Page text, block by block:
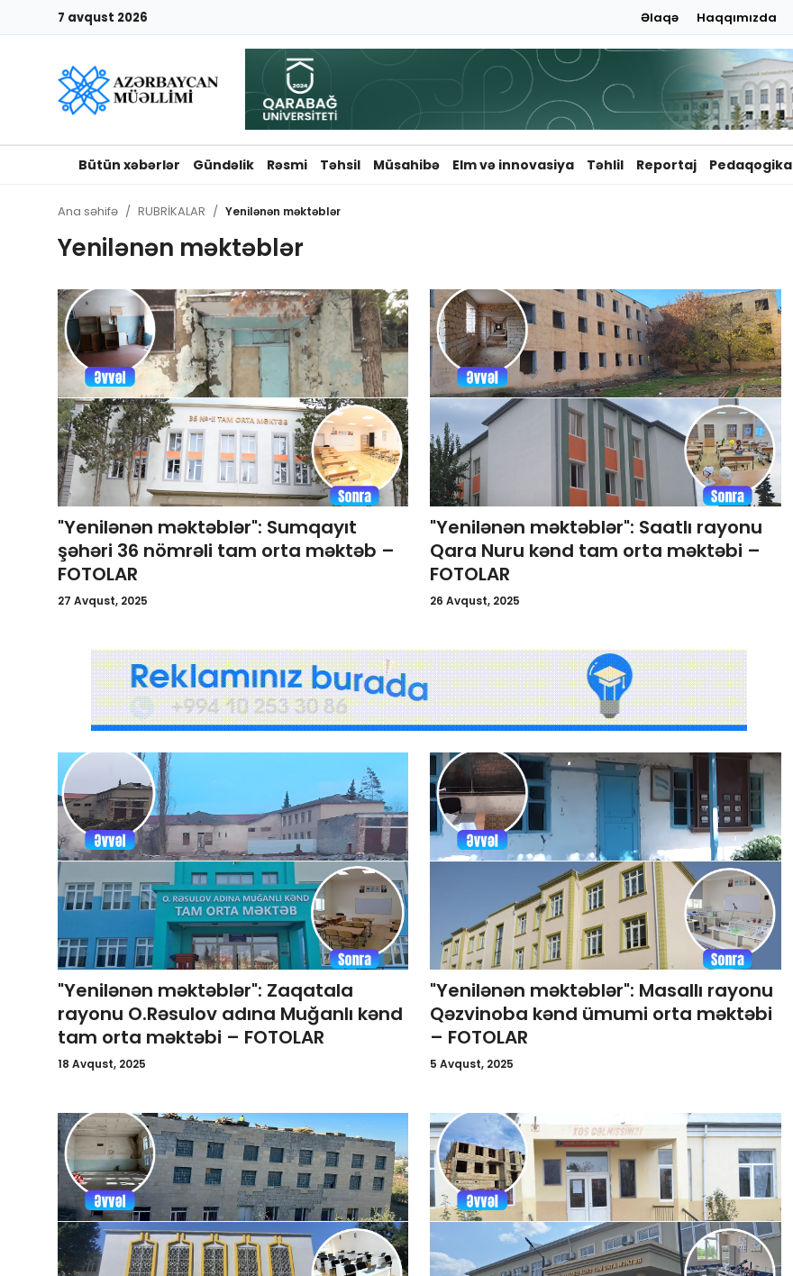
7 avqust 2026 Əlaqə Haqqımızda
Bütün xəbərlər Gündəlik Rəsmi Təhsil Müsahibə Elm və innovasiya Təhlil Reportaj Pedaqogika
Giriş
Qeydiyyat
Qəzetə elan ver
Haqqımızda
Reklam və elan
Biz kimik?
Bütün xəbərlər
Gündəlik
Müsahibə
Elm və innovasiya
Pedaqogika
Regionlar
Qəzetin PDF arxivi
İctimai şura
Dünya
Ana səhifə RUBRİKALAR Yenilənən məktəblər
Yenilənən məktəblər
"Yenilənən məktəblər": Sumqayıt
şəhəri 36 nömrəli tam orta məktəb –
FOTOLAR
27 Avqust, 2025
"Yenilənən məktəblər": Saatlı rayonu
Qara Nuru kənd tam orta məktəbi –
FOTOLAR
26 Avqust, 2025
"Yenilənən məktəblər": Zaqatala
rayonu O.Rəsulov adına Muğanlı kənd
tam orta məktəbi – FOTOLAR
18 Avqust, 2025
"Yenilənən məktəblər": Masallı rayonu
Qəzvinoba kənd ümumi orta məktəbi
– FOTOLAR
5 Avqust, 2025